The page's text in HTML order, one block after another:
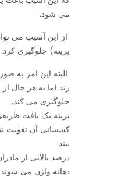
می شود.
از این آسیب می
پرینه) جلوگیری کرد.
البته این امر به
زند اما به هر حال
جلوگیری می کند.
پرینه یک بافت
کشسانی آن تقویت
بیند.
درصد بالایی از
دهانه واژن می شوند.